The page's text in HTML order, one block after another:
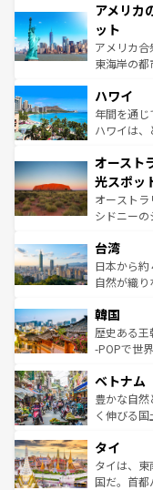
ンツ一覧を
の建物がそ
博物館もあ
ことができ
者向けの
着のスイス
アメリカ
ット
アメリカ合
東海岸の
のような巨
ンメント
西部には
部のニュー
文化が魅力
しみながら
るだろう。
情報は
ハワイ
年間を通
ハワイは
ワイ島は見
島だが、静
おすすめ。
文化や歴
人々、おい
ク、伝統
っている。
はコンテン
オースト
光スポッ
オーストラ
シドニー
リアリーフ
ク）、タ
ど、見ど
いる。アク
ビング、
い。オース
参照してほ
台湾
日本から
自然が織
ン）、静ひ
と山間の
驚きをもた
容にもいい
照してほし
韓国
歴史ある
-POPで世
き、地方に
できる。
まで、さ
リティに包
覧を参照し
ベトナム
豊かな自
く伸びる
急速な発展
ーチミン市
醸し出し
タイ
タイは、東
国だ。首